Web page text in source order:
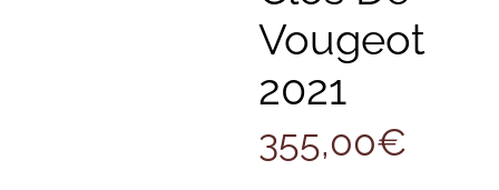
Vougeot
2021
355,00€